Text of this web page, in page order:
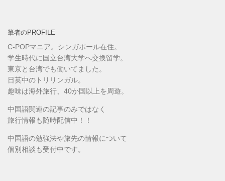
筆者のPROFILE
C-POPマニア。シンガポール在住。
学生時代に国立台湾大学へ交換留学。
東京と台湾でも働いてました。
日英中のトリリンガル。
趣味は海外旅行、40か国以上を周遊。
中国語関連の記事のみではなく
旅行情報も随時配信中！！
中国語の勉強法や旅先の情報について
個別相談も受付中です。